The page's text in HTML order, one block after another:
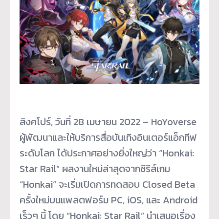
สิงคโปร์, วันที่ 28 เมษายน 2022 – HoYoverse
ผู้พัฒนาและให้บริการสื่อบันเทิงอินเตอร์แอ็กทีฟ
ระดับโลก ได้ประกาศอย่างยิ่งใหญ่ว่า “Honkai:
Star Rail” ผลงานใหม่ล่าสุดจากซีรีส์เกม
“Honkai” จะเริ่มเปิดการทดสอบ Closed Beta
ครั้งใหม่บนแพลตฟอร์ม PC, iOS, และ Android
เร็วๆ นี้ โดย “Honkai: Star Rail” นำเสนอเรื่อง